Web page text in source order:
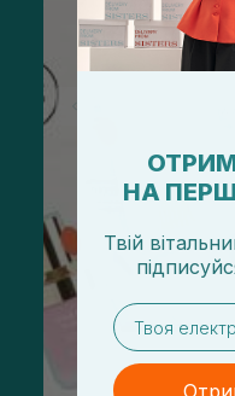
НА
Твій
email